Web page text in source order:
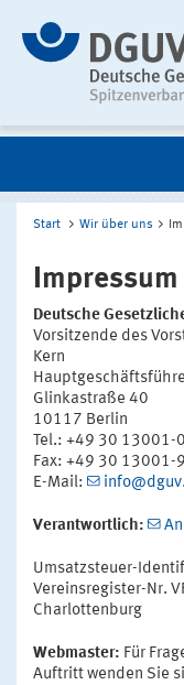
Start Wir über uns
Impressum
Deutsche
Vorsitzende des
Kern
Glinkastraße 40
10117 Berlin
Tel.: +49 30 13001-
Fax: +49 30 13001-
E-Mail:
Verantwortlich:
Umsatzsteuer-
Vereinsregister-Nr.
Charlottenburg
Webmaster: Für
Auftritt wenden Sie